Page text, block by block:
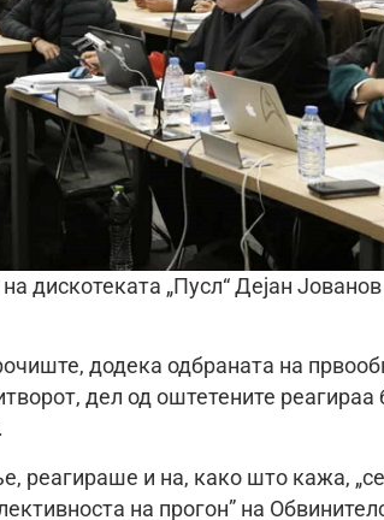
дискотеката „Пусл“ Дејан
додека одбраната на
дел од оштетените реагираа
реагираше и на, како што кажа,
на прогон” на